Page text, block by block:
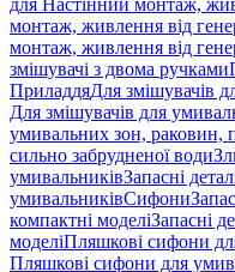
для Настінний монтаж,
монтаж, живлення від
монтаж, живлення від
змішувачі з двома ручками
ПриладдяДля змішувачів
Для змішувачів для
умивальних зон, раковин,
сильно забрудненої води
умивальниківЗапасні
умивальниківСифони
компактні моделіЗапасні
моделіПляшкові сифони
Пляшкові сифони для